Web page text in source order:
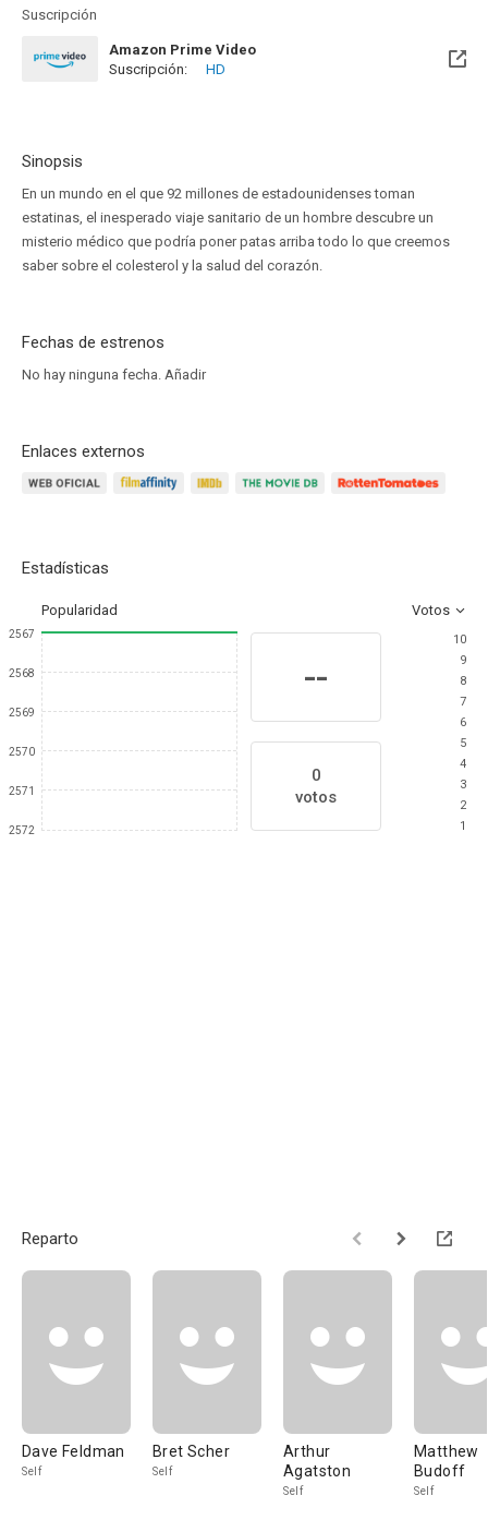
Suscripción
Amazon Prime Video
Suscripción:
HD
Sinopsis
En un mundo en el que 92 millones de estadounidenses toman
estatinas, el inesperado viaje sanitario de un hombre descubre un
misterio médico que podría poner patas arriba todo lo que creemos
saber sobre el colesterol y la salud del corazón.
Fechas de estrenos
No hay ninguna fecha. Añadir
Enlaces externos
Estadísticas
Popularidad Votos
2567
2568
2569
2570
2571
2572
--
0
votos
10
9
8
7
6
5
4
3
2
1
Reparto
Dave Feldman
Self
Bret Scher
Self
Arthur
Agatston
Self
Matthew
Budoff
Self